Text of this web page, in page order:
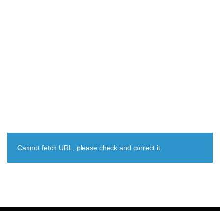
Cannot fetch URL, please check and correct it.